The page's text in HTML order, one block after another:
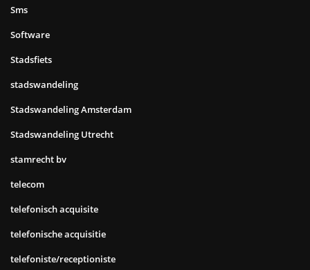
Sms
Software
Stadsfiets
stadswandeling
Stadswandeling Amsterdam
Stadswandeling Utrecht
stamrecht bv
telecom
telefonisch acquisite
telefonische acquisitie
telefoniste/receptioniste